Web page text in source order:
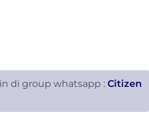
di group whatsapp : Citizen